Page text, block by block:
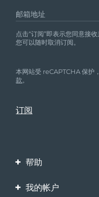
邮箱地址
点击“订阅”即表示您同意接
您可以随时取消订阅。
本网站受 reCAPTCHA 保护
款。
帮助
联系我们
我的帐户